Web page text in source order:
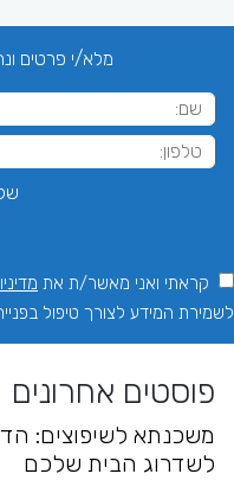
מלא/י פרטים
קראתי ואני מאשר/ת את
לשמירת המידע לצורך טיפול
פוסטים אחרונים
משכנתא לשיפוצים:
לשדרוג הבית שלכם